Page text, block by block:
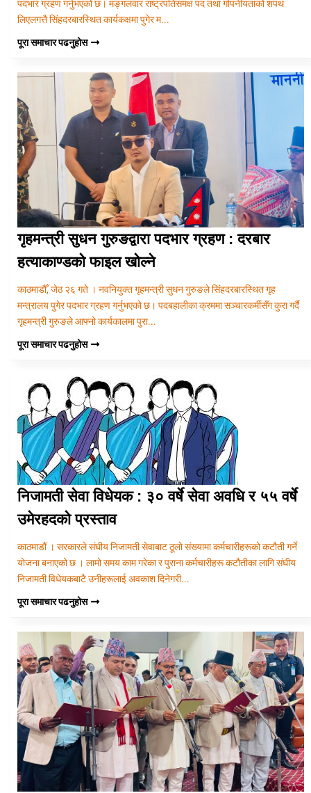
पदभार ग्रहण गर्नुभएको छ। मङ्गलवार राष्ट्रपतिसमक्ष पद तथा गोपनीयताको शपथ
लिएलगत्तै सिंहदरबारस्थित कार्यकक्षमा पुगेर म...
पूरा समाचार पढनुहोस
गृहमन्त्री सुधन गुरुङद्वारा पदभार ग्रहण : दरबार
हत्याकाण्डको फाइल खोल्ने
काठमाडौँ, जेठ २६ गते । नवनियुक्त गृहमन्त्री सुधन गुरुङले सिंहदरबारस्थित गृह
मन्त्रालय पुगेर पदभार ग्रहण गर्नुभएको छ। पदबहालीका क्रममा सञ्चारकर्मीसँग कुरा गर्दै
गृहमन्त्री गुरुङले आफ्नो कार्यकालमा पुरा...
पूरा समाचार पढनुहोस
निजामती सेवा विधेयक : ३० वर्षे सेवा अवधि र ५५ वर्षे
उमेरहदको प्रस्ताव
काठमाडौं । सरकारले संघीय निजामती सेवाबाट ठूलो संख्यामा कर्मचारीहरूको कटौती गर्ने
योजना बनाएको छ । लामो समय काम गरेका र पुराना कर्मचारीहरू कटौतीका लागि संघीय
निजामती विधेयकबाटै उनीहरूलाई अवकाश दिनेगरी...
पूरा समाचार पढनुहोस